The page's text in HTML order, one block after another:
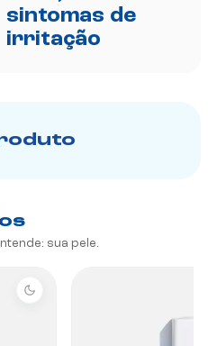
sintomas de
irritação
sua pele.